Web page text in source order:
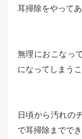
耳掃除をやって
無理におこなっ
になってしまうこ
日頃から汚れの
で耳掃除までで